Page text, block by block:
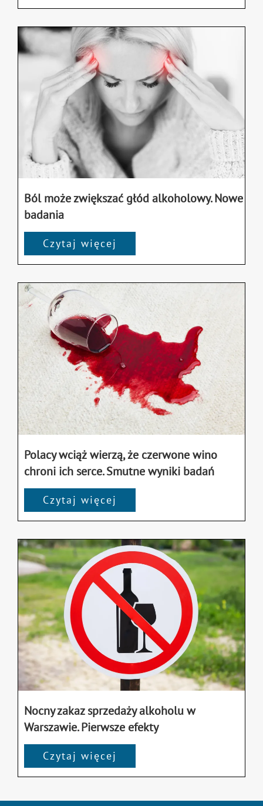
Ból może zwiększać głód alkoholowy. Nowe
badania
Czytaj więcej
Polacy wciąż wierzą, że czerwone wino
chroni ich serce. Smutne wyniki badań
Czytaj więcej
Nocny zakaz sprzedaży alkoholu w
Warszawie. Pierwsze efekty
Czytaj więcej